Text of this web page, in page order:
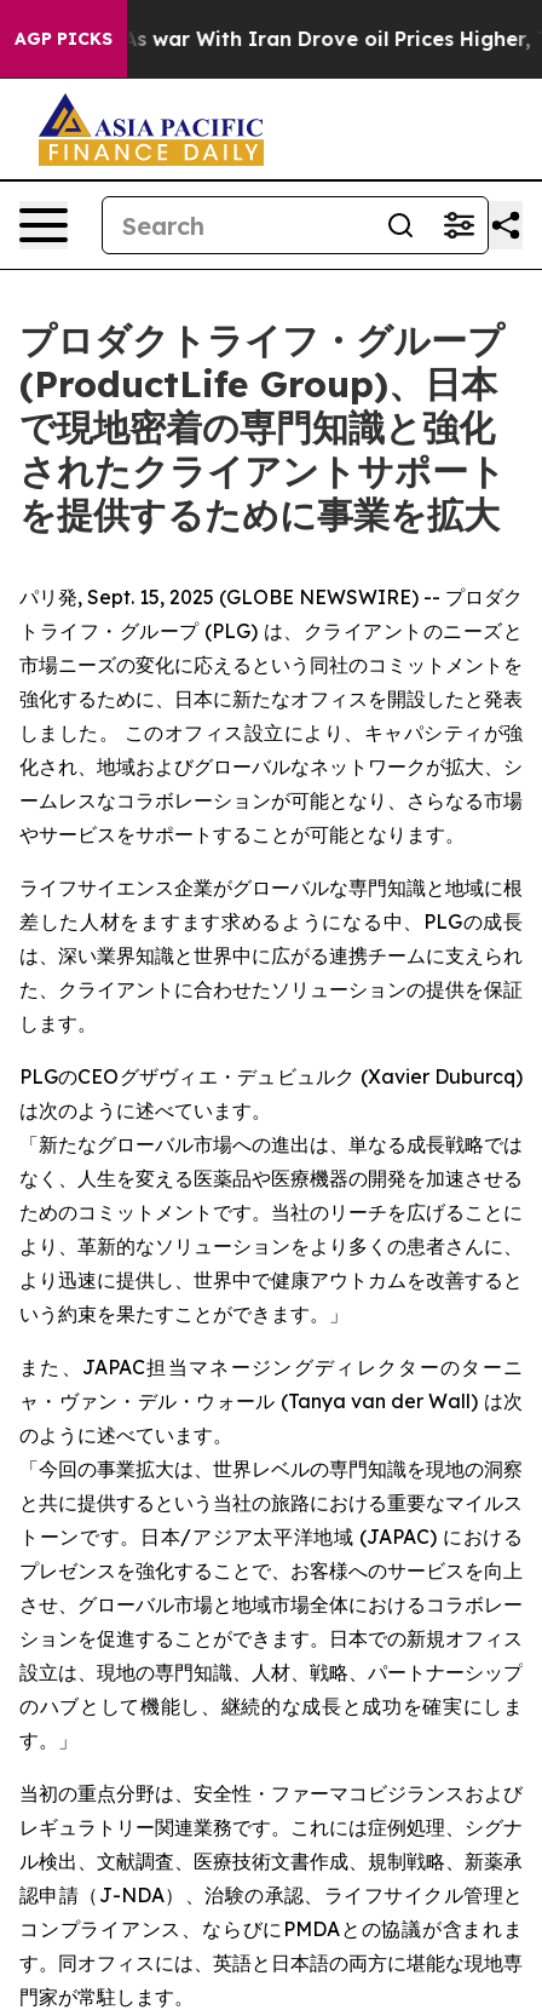
AGP PICKSAs war With Iran Drove oil Prices Higher,
プロダクトライフ・グループ
(ProductLife Group)、日本
で現地密着の専門知識と強化
されたクライアントサポート
を提供するために事業を拡大
パリ発, Sept. 15, 2025 (GLOBE NEWSWIRE) -- プロダク
トライフ・グループ (PLG) は、クライアントのニーズと
市場ニーズの変化に応えるという同社のコミットメントを
強化するために、日本に新たなオフィスを開設したと発表
しました。 このオフィス設立により、キャパシティが強
化され、地域およびグローバルなネットワークが拡大、シ
ームレスなコラボレーションが可能となり、さらなる市場
やサービスをサポートすることが可能となります。
ライフサイエンス企業がグローバルな専門知識と地域に根
差した人材をますます求めるようになる中、PLGの成長
は、深い業界知識と世界中に広がる連携チームに支えられ
た、クライアントに合わせたソリューションの提供を保証
します。
PLGのCEOグザヴィエ・デュビュルク (Xavier Duburcq)
は次のように述べています。
「新たなグローバル市場への進出は、単なる成長戦略では
なく、人生を変える医薬品や医療機器の開発を加速させる
ためのコミットメントです。当社のリーチを広げることに
より、革新的なソリューションをより多くの患者さんに、
より迅速に提供し、世界中で健康アウトカムを改善すると
いう約束を果たすことができます。」
また、JAPAC担当マネージングディレクターのターニ
ャ・ヴァン・デル・ウォール (Tanya van der Wall) は次
のように述べています。
「今回の事業拡大は、世界レベルの専門知識を現地の洞察
と共に提供するという当社の旅路における重要なマイルス
トーンです。日本/アジア太平洋地域 (JAPAC) における
プレゼンスを強化することで、お客様へのサービスを向上
させ、グローバル市場と地域市場全体におけるコラボレー
ションを促進することができます。日本での新規オフィス
設立は、現地の専門知識、人材、戦略、パートナーシップ
のハブとして機能し、継続的な成長と成功を確実にしま
す。」
当初の重点分野は、安全性・ファーマコビジランスおよび
レギュラトリー関連業務です。これには症例処理、シグナ
ル検出、文献調査、医療技術文書作成、規制戦略、新薬承
認申請（J-NDA）、治験の承認、ライフサイクル管理と
コンプライアンス、ならびにPMDAとの協議が含まれま
す。同オフィスには、英語と日本語の両方に堪能な現地専
門家が常駐します。